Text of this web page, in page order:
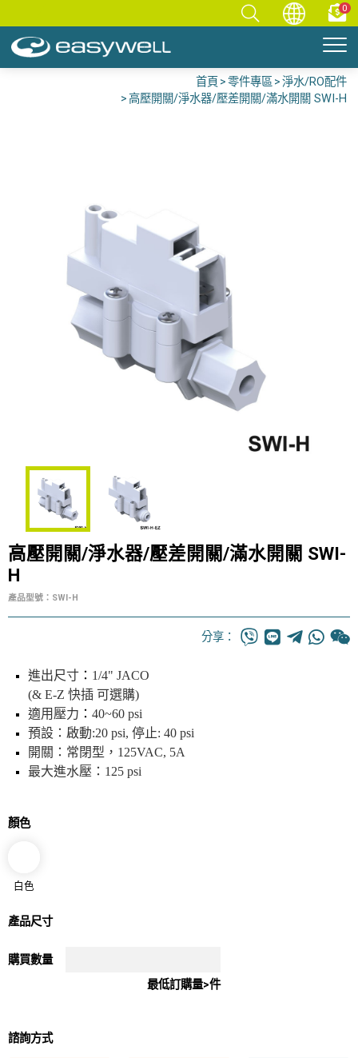
0
首頁 零件專區
淨水/RO配件
高壓開關/淨水器/壓差開關/滿水開關 SWI-H
高壓開關/淨水器/壓差開關/滿水開關 SWI-
H
產品型號：SWI-H
分享：
進出尺寸 ： 1/4" JACO
(& E-Z 快插 可選購)
適用壓力 ： 40~60 psi
預設：啟動:20 psi, 停止: 40 psi
開關：常閉型，125VAC, 5A
最大進水壓：125 psi
顏色
白色
產品尺寸
購買數量
最低訂購量>件
諮詢方式